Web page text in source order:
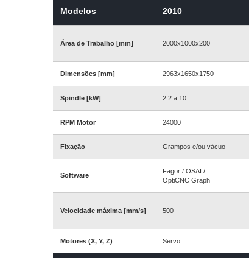
Modelos 2010
Área de Trabalho [mm] 2000x1000x200
Dimensões [mm] 2963x1650x1750
Spindle [kW] 2.2 a 10
RPM Motor 24000
Fixação Grampos e/ou vácuo
Software
Fagor / OSAI /
OptiCNC Graph
Velocidade máxima [mm/s] 500
Motores (X, Y, Z) Servo